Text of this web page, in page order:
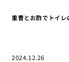
重曹とお酢でトイ
2024.12.26